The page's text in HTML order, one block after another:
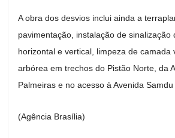
A obra dos desvios inclui ainda a
pavimentação, instalação de sinalização
horizontal e vertical, limpeza de camada
arbórea em trechos do Pistão Norte, da
Palmeiras e no acesso à Avenida Samdu
(Agência Brasília)